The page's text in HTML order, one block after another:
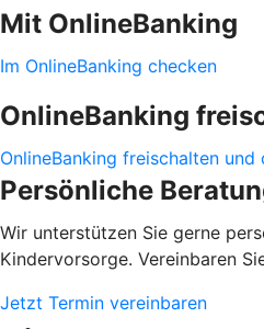
Mit OnlineBanking
Im OnlineBanking checken
OnlineBanking
OnlineBanking freischalten und
Persönliche
Wir unterstützen Sie gerne
Kindervorsorge. Vereinbaren
Jetzt Termin vereinbaren